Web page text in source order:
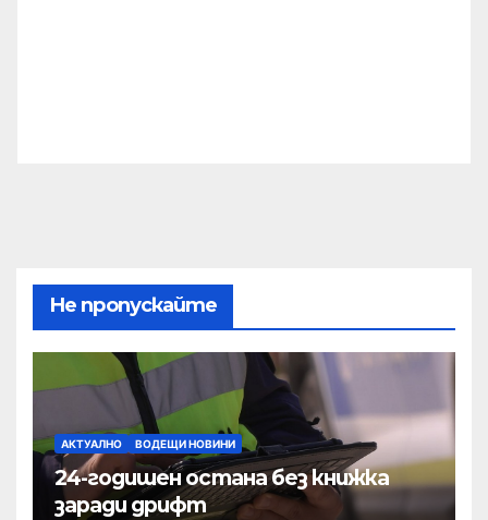
Не пропускайте
АКТУАЛНО ВОДЕЩИ НОВИНИ
24-годишен остана без книжка
заради дрифт